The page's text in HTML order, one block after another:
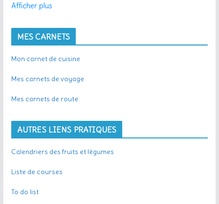
Afficher plus
MES CARNETS
Mon carnet de cuisine
Mes carnets de voyage
Mes carnets de route
AUTRES LIENS PRATIQUES
Calendriers des fruits et légumes
Liste de courses
To do list